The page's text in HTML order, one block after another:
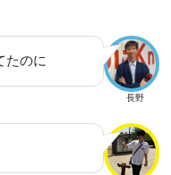
長野
たのに